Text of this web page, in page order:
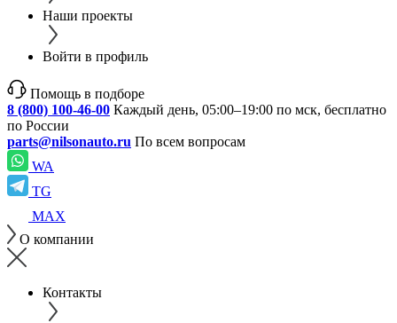
Наши проекты
Войти в профиль
Помощь в подборе
8 (800) 100-46-00 Каждый день, 05:00–19:00 по мск, бесплатно
по России
parts@nilsonauto.ru По всем вопросам
WA
TG
MAX
О компании
Контакты